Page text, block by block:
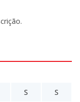
S S